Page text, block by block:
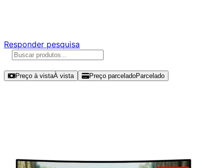
Responder pesquisa
Preço à vistaÀ vista Preço parceladoParcelado